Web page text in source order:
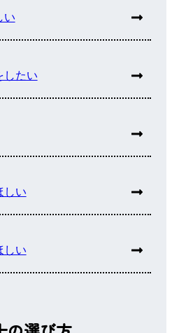
い
したい
しい
しい